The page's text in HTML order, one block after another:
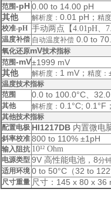
范围-pH0.00 to 14.00 pH
其他 解析度： 0.01 pH； 精度
校准-pH 手动两点【4.01pH、
温度补偿 自动温度补偿 0.0 to
氧化还原mV技术指标
范围-mV±1999 mV
其他 解析度： 1 mV； 精度：
温度技术指标
范围
0.0 to 100.0°C、
其他 解析度： 0.1°C; 0.1°F ；
其他技术指标
配置电极 HI1217DB 内置微电
斜率校准 800 to 110% ±1pH
输入阻抗 10¹² Ohm
电源类型 9V 高性能电池， 8分
适用环境 0 to 50°C（32 to
尺寸重量 尺寸 ：145 x 80 x 36